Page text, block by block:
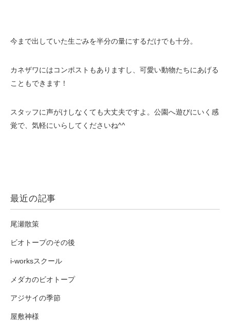
今まで出していた生ごみを半分の量にするだけでも十分。
カネザワにはコンポストもありますし、可愛い動物たちにあげる
こともできます！
スタッフに声がけしなくても大丈夫ですよ。公園へ遊びにいく感
覚で、気軽にいらしてくださいね^^
最近の記事
尾瀬散策
ビオトープのその後
i-worksスクール
メダカのビオトープ
アジサイの季節
屋敷神様